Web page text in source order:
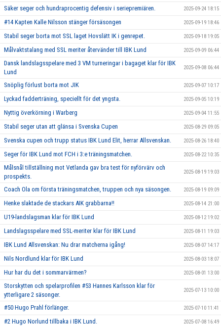
Säker seger och hundraprocentig defensiv i seriepremiären. 2025-09-24 18:15
#14 Kapten Kalle Nilsson stänger försäsongen 2025-09-19 18:46
Stabil seger borta mot SSL laget Hovslätt IK i genrepet. 2025-09-18 19:05
Målvaktstalang med SSL meriter återvänder till IBK Lund 2025-09-09 06:44
Dansk landslagsspelare med 3 VM turneringar i bagaget klar för IBK
Lund
2025-09-08 06:44
Snöplig förlust borta mot JIK 2025-09-07 10:17
Lyckad fadderträning, speciellt för det yngsta. 2025-09-05 10:19
Nyttig överkörning i Warberg 2025-09-04 11:55
Stabil seger utan att glänsa i Svenska Cupen 2025-08-29 09:05
Svenska cupen och trupp status IBK Lund Elit, herrar Allsvenskan. 2025-08-26 18:40
Seger för IBK Lund mot FCH i 3:e träningsmatchen. 2025-08-22 10:35
Målsnål tillställning mot Vetlanda gav bra test för nyförvärv och
prospekts.
2025-08-19 19:03
Coach Ola om första träningsmatchen, truppen och nya säsongen. 2025-08-19 09:09
Henke slaktade de stackars AIK grabbarna!! 2025-08-14 21:00
U19-landslagsman klar för IBK Lund 2025-08-12 19:02
Landslagsspelare med SSL-meriter klar för IBK Lund 2025-08-11 19:03
IBK Lund Allsvenskan: Nu drar matcherna igång! 2025-08-07 14:17
Nils Nordlund klar för IBK Lund 2025-08-03 18:07
Hur har du det i sommarvärmen? 2025-08-01 13:00
Storskytten och spelarprofilen #53 Hannes Karlsson klar för
ytterligare 2 säsonger.
2025-07-13 10:00
#50 Hugo Prahl förlänger. 2025-07-10 11:41
#2 Hugo Norlund tillbaka i IBK Lund. 2025-07-08 16:49